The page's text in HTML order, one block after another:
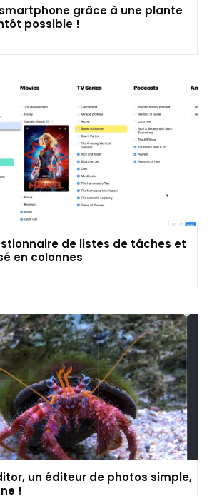
grâce à une plante
possible !
de listes de tâches et
en colonnes
un éditeur de photos simple,
!